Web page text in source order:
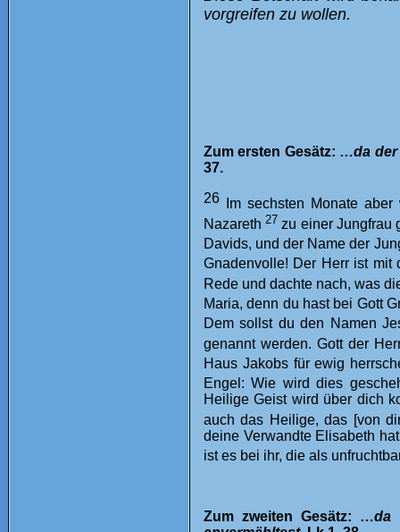
vorgreifen zu wollen.
Zum ersten Gesätz: …da
37.
26
Im sechsten Monate
Nazareth27 zu einer Jungfrau
Davids, und der Name der
Gnadenvolle! Der Herr ist
Rede und dachte nach, was
Maria, denn du hast bei Gott
Dem sollst du den Namen
genannt werden. Gott der
Haus Jakobs für ewig
Engel: Wie wird dies
Heilige Geist wird über dich
auch das Heilige, das [von
deine Verwandte Elisabeth
ist es bei ihr, die als
Zum zweiten Gesätz: …da